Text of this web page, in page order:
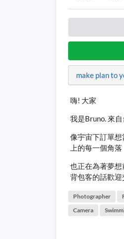
make plan to
嗨! 大家
我是Bruno. 來
像宇宙下訂單
上的每一個角落
也正在為著夢
背包客的話歡迎
Photographer
Camera